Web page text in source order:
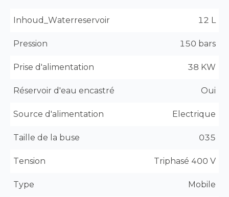
Inhoud_Waterreservoir 12 L
Pression 150 bars
Prise d'alimentation 38 KW
Réservoir d'eau encastré Oui
Source d'alimentation Electrique
Taille de la buse 035
Tension Triphasé 400 V
Type Mobile